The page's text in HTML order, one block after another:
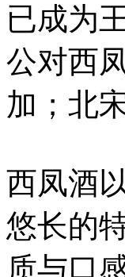
已成为
公对西
加；北
西凤酒
悠长的
质与口